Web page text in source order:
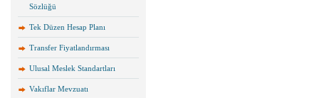
Sözlüğü
Tek Düzen Hesap Planı
Transfer Fiyatlandırması
Ulusal Meslek Standartları
Vakıflar Mevzuatı